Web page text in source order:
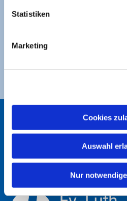
Statistiken
Marketing
Cookies
Auswahl
Nur
Ev. Luth.
ST. JAKOBI